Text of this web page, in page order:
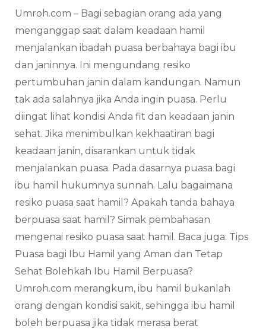
Umroh.com – Bagi sebagian orang ada yang
menganggap saat dalam keadaan hamil
menjalankan ibadah puasa berbahaya bagi ibu
dan janinnya. Ini mengundang resiko
pertumbuhan janin dalam kandungan. Namun
tak ada salahnya jika Anda ingin puasa. Perlu
diingat lihat kondisi Anda fit dan keadaan janin
sehat. Jika menimbulkan kekhaatiran bagi
keadaan janin, disarankan untuk tidak
menjalankan puasa. Pada dasarnya puasa bagi
ibu hamil hukumnya sunnah. Lalu bagaimana
resiko puasa saat hamil? Apakah tanda bahaya
berpuasa saat hamil? Simak pembahasan
mengenai resiko puasa saat hamil. Baca juga: Tips
Puasa bagi Ibu Hamil yang Aman dan Tetap
Sehat Bolehkah Ibu Hamil Berpuasa?
Umroh.com merangkum, ibu hamil bukanlah
orang dengan kondisi sakit, sehingga ibu hamil
boleh berpuasa jika tidak merasa berat